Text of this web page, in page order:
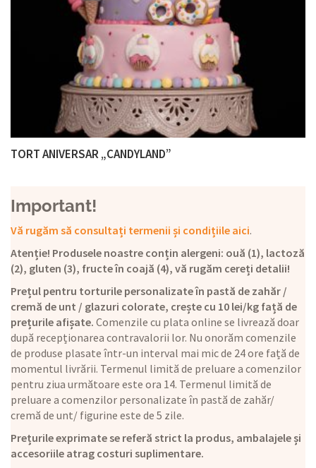
TORT ANIVERSAR „CANDYLAND”
Important!
Vă rugăm să consultați termenii și condițiile aici.
Atenție! Produsele noastre conțin alergeni: ouă (1), lactoză
(2), gluten (3), fructe în coajă (4), vă rugăm cereți detalii!
Prețul pentru torturile personalizate în pastă de zahăr /
cremă de unt / glazuri colorate, crește cu 10 lei/kg față de
prețurile afișate. Comenzile cu plata online se livrează doar
după recepționarea contravalorii lor. Nu onorăm comenzile
de produse plasate într-un interval mai mic de 24 ore față de
momentul livrării. Termenul limită de preluare a comenzilor
pentru ziua următoare este ora 14. Termenul limită de
preluare a comenzilor personalizate în pastă de zahăr/
cremă de unt/ figurine este de 5 zile.
Prețurile exprimate se referă strict la produs, ambalajele și
accesoriile atrag costuri suplimentare.